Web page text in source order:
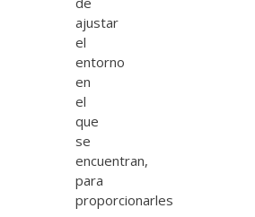
ajustar
el
entorno
en
el
que
se
encuentran,
para
proporcionarles